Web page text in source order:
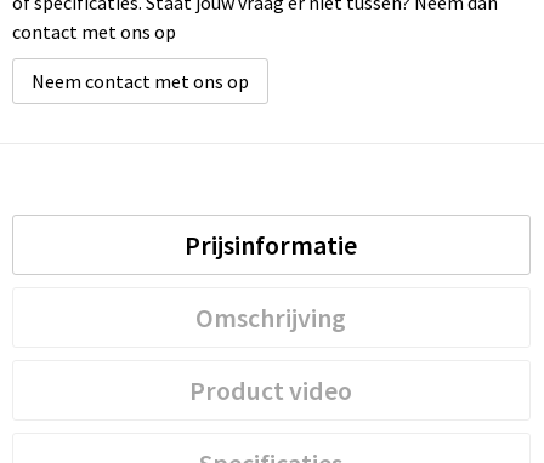
contact met ons op
Neem contact met ons op
Prijsinformatie
Omschrijving
Product video